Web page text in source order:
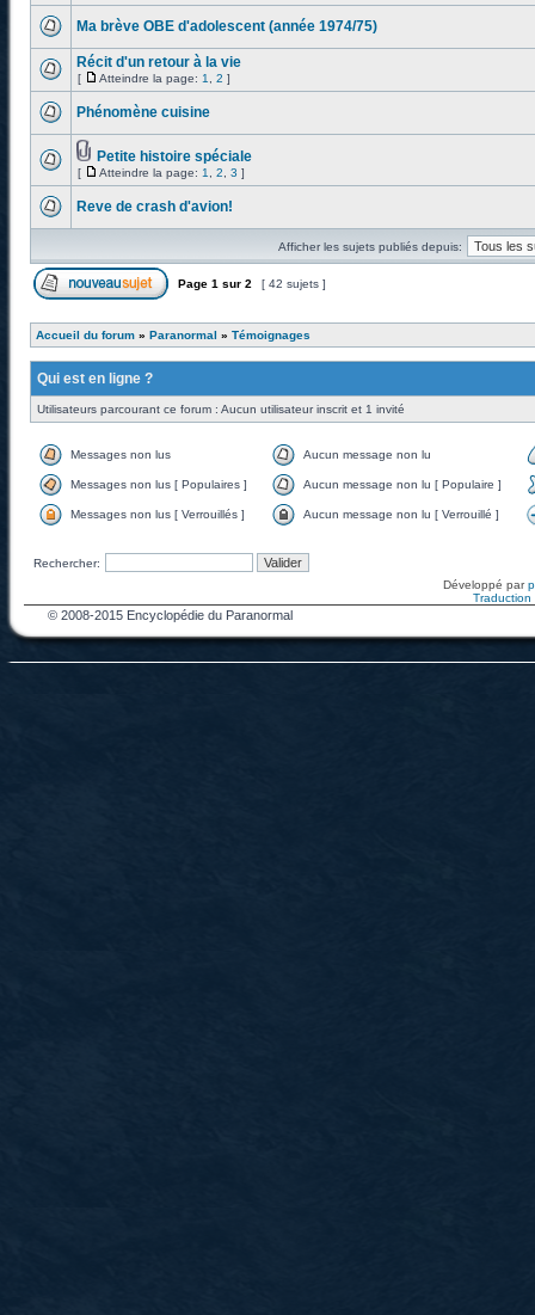
Ma brève OBE d'adolescent (année 1974/75)
Récit d'un retour à la vie
[ Atteindre la page: 1 2 ]
Phénomène cuisine
Petite histoire spéciale
[ Atteindre la page: 1 2 3 ]
Reve de crash d'avion!
Afficher les sujets publiés depuis:
Page 1 sur 2 [ 42 sujets ]
Accueil du forum » Paranormal » Témoignages
Qui est en ligne ?
Utilisateurs parcourant ce forum : Aucun utilisateur inscrit et 1 invité
Messages non lus Aucun message non lu
Messages non lus [ Populaires ] Aucun message non lu [ Populaire ]
Messages non lus [ Verrouillés ] Aucun message non lu [ Verrouillé ]
Rechercher:
Développé par
Traduction
© 2008-2015 Encyclopédie du Paranormal